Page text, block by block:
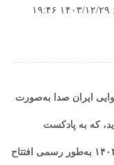
ایران صدا به‌صورت
که به پادکست
(پادپخش) اختصاص یافته است، در آستانه بهار ۱۴۰۴ به‌طور رسمی افتتاح